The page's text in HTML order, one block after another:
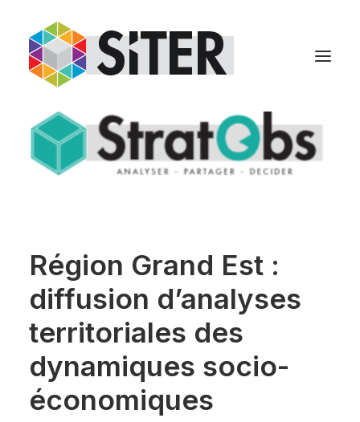
Région Grand Est :
diffusion d’analyses
territoriales des
dynamiques socio-
économiques